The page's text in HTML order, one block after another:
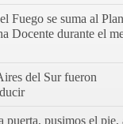
Fuego se suma al Plan
Docente durante el
del Sur fueron
puerta, pusimos el pie,